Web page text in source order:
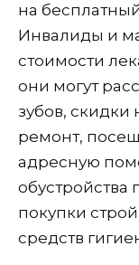
на
Инвалиды и
стоимости
они могут
зубов, скидки
ремонт,
адресную
обустройства
покупки
средств